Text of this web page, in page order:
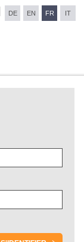
DE EN FR IT